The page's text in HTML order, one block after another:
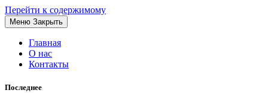
Перейти к содержимому
Меню Закрыть
Главная
О нас
Контакты
Последнее